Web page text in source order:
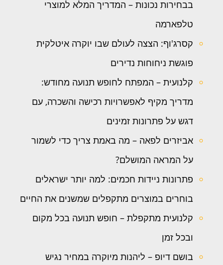
בבחירות נכונות – המדריך המלא למוצרי
טלפארמה
קסרג'וף: הצצה לעולם שבו יוקרה איטלקית
פוגשת ניחוחות נדירים
קלנועית – המפתח לחופש תנועה מחודש:
מדריך מקיף לאפשרויות רכישה והשכרה, עם
דגש על פתרונות זמינים
אביזרים לפאה – מה באמת צריך כדי לשמור
על המראה המושלם?
פתרונות ניידות חכמים: למה יותר ישראלים
בוחרים במוצרים מתקפלים שמשנים את החיים
קלנועית מתקפלת – חופש תנועה בכל מקום
ובכל זמן
בושם דיופ – ליהנות מיוקרה במחיר נגיש